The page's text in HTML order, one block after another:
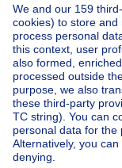
Neufcoeur, une
cœur de votre
Home
Real